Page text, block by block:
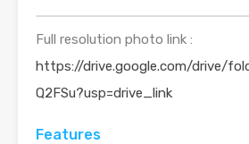
Full resolution photo link :
https://drive.google.com/drive/
Q2FSu?usp=drive_link
Features